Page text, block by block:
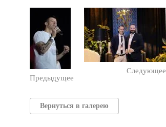
Предыдущее
Следующее
Вернуться в галерею